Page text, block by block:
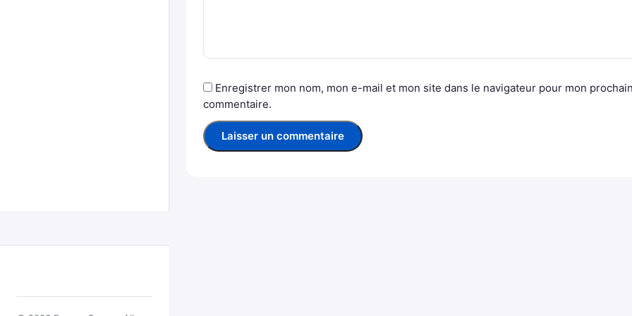
Enregistrer mon nom, mon e-mail et mon site dans le navigateur pour mon
commentaire.